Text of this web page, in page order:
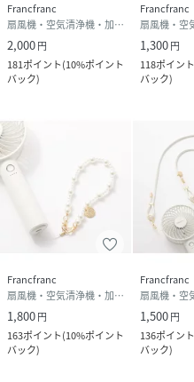
Francfranc
扇風機・空気清浄機・加湿器
2,000円
181ポイント(10%ポイント
バック)
Francfranc
1,300円
118ポイント
バック)
Francfranc
扇風機・空気清浄機・加湿器
1,800円
163ポイント(10%ポイント
バック)
Francfranc
1,500円
136ポイント
バック)